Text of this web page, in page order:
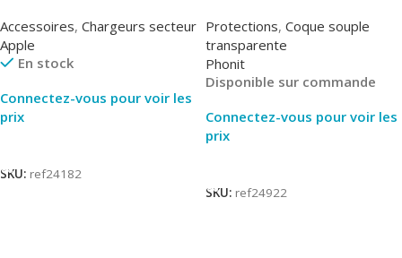
Accessoires, Chargeurs secteur
Apple
En stock
Connectez-vous pour voir les
prix
SKU: ref24182
Protections, Coque souple
transparente
Phonit
Disponible sur commande
Connectez-vous pour voir les
prix
SKU: ref24922